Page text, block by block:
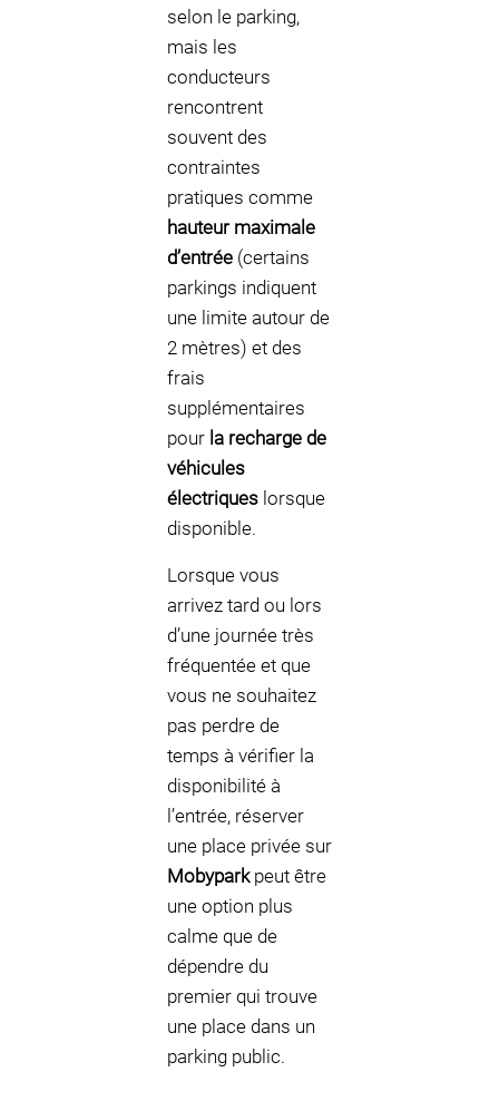
selon le parking,
mais les
conducteurs
rencontrent
souvent des
contraintes
pratiques comme
hauteur maximale
d’entrée (certains
parkings indiquent
une limite autour de
2 mètres) et des
frais
supplémentaires
pour la recharge de
véhicules
électriques lorsque
disponible.
Lorsque vous
arrivez tard ou lors
d’une journée très
fréquentée et que
vous ne souhaitez
pas perdre de
temps à vérifier la
disponibilité à
l’entrée, réserver
une place privée sur
Mobyparkpeut être
une option plus
calme que de
dépendre du
premier qui trouve
une place dans un
parking public.